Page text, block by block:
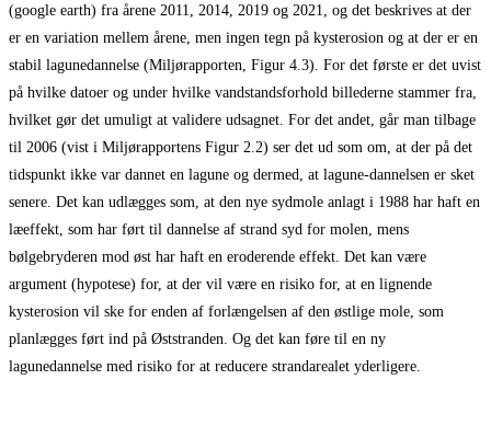
(google earth) fra årene 2011, 2014, 2019 og 2021, og det beskrives at der
er en variation mellem årene, men ingen tegn på kysterosion og at der er en
stabil lagunedannelse (Miljørapporten, Figur 4.3). For det første er det uvist
på hvilke datoer og under hvilke vandstandsforhold billederne stammer fra,
hvilket gør det umuligt at validere udsagnet. For det andet, går man tilbage
til 2006 (vist i Miljørapportens Figur 2.2) ser det ud som om, at der på det
tidspunkt ikke var dannet en lagune og dermed, at lagune-dannelsen er sket
senere. Det kan udlægges som, at den nye sydmole anlagt i 1988 har haft en
læeffekt, som har ført til dannelse af strand syd for molen, mens
bølgebryderen mod øst har haft en eroderende effekt. Det kan være
argument (hypotese) for, at der vil være en risiko for, at en lignende
kysterosion vil ske for enden af forlængelsen af den østlige mole, som
planlægges ført ind på Øststranden. Og det kan føre til en ny
lagunedannelse med risiko for at reducere strandarealet yderligere.